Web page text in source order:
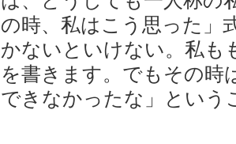
の時、私はこう思った」
かないといけない。私も
を書きます。でもその時
できなかったな」という